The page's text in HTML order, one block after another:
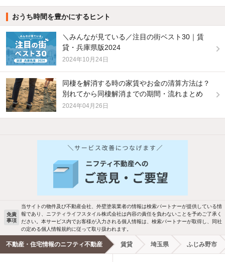
おうち時間を豊かにするヒント
＼みんなが見ている／注目の街ベスト30｜賃
貸・兵庫県版2024
2024年10月24日
同棲を解消する時の家賃やお金の清算方法は？
別れてから同棲解消までの期間・流れまとめ
2024年04月26日
他の人はこんな条件で絞り込んでいます！
バス・トイレ別 2階以上
駐車場あり ペット相談
洗濯機置場あり 独立洗面台
エアコンあり 都市ガス
免責
事項
当サイトの物件及び不動産会社、外壁塗装業者の情報は検索パートナーが提供している情
報であり、ニフティライフスタイル株式会社は内容の責任を負わないことを予めご了承く
ださい。本サービス内でお客様が入力される個人情報は、検索パートナーが取得し、同社
の定める個人情報規約に従って取り扱われます。
不動産・住宅情報のニフティ不動産 賃貸 埼玉県 ふじみ野市